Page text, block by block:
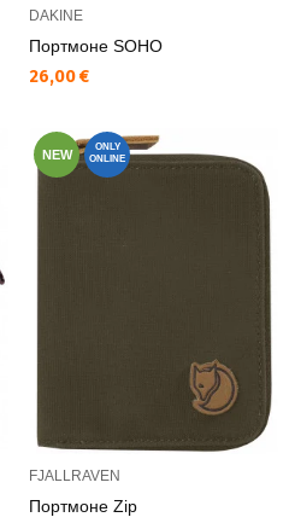
DAKINE
Портмоне SOHO
Текуща цена:
26,00 €
NEW
ONLY
ONLINE
FJALLRAVEN
Портмоне Zip